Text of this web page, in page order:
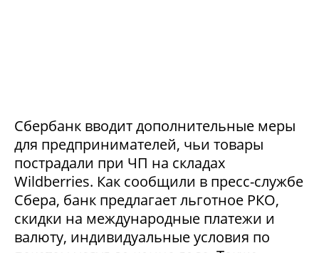
Сбербанк вводит дополнительные меры
для предпринимателей, чьи товары
пострадали при ЧП на складах
Wildberries. Как сообщили в пресс-службе
Сбера, банк предлагает льготное РКО,
скидки на международные платежи и
валюту, индивидуальные условия по